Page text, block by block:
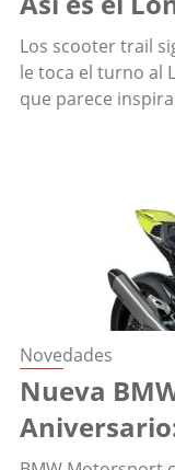
Los scooter trail
le toca el turno al
que parece
Novedades
Nueva